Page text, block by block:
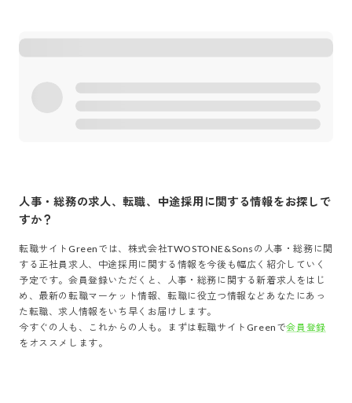
人事・総務の求人、転職、中途採用に関する情報をお探しで
すか？
転職サイトGreenでは、 株式会社TWOSTONE&Sons の 人事・総務 に関
する正社員求人、中途採用に関する情報を今後も幅広く紹介していく
予定です。会員登録いただくと、 人事・総務 に関する新着求人をはじ
め、最新の転職マーケット情報、転職に役立つ情報などあなたにあっ
た転職、求人情報をいち早くお届けします。
今すぐの人も、これからの人も。まずは転職サイトGreenで会員登録
をオススメします。